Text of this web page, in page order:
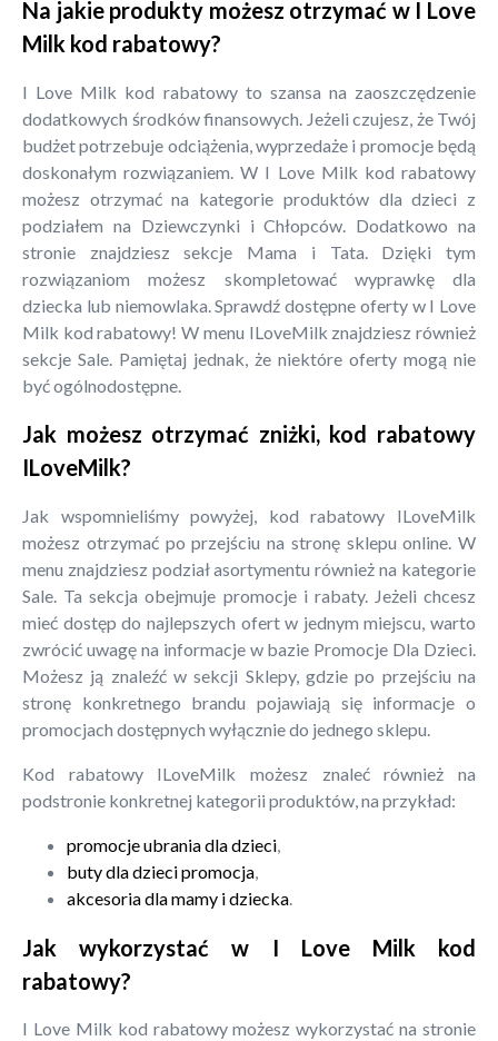
Na jakie produkty możesz otrzymać w I Love
Milk kod rabatowy?
I Love Milk kod rabatowy to szansa na zaoszczędzenie
dodatkowych środków finansowych. Jeżeli czujesz, że Twój
budżet potrzebuje odciążenia, wyprzedaże i promocje będą
doskonałym rozwiązaniem. W I Love Milk kod rabatowy
możesz otrzymać na kategorie produktów dla dzieci z
podziałem na Dziewczynki i Chłopców. Dodatkowo na
stronie znajdziesz sekcje Mama i Tata. Dzięki tym
rozwiązaniom możesz skompletować wyprawkę dla
dziecka lub niemowlaka. Sprawdź dostępne oferty w I Love
Milk kod rabatowy! W menu ILoveMilk znajdziesz również
sekcje Sale. Pamiętaj jednak, że niektóre oferty mogą nie
być ogólnodostępne.
Jak możesz otrzymać zniżki, kod rabatowy
ILoveMilk?
Jak wspomnieliśmy powyżej, kod rabatowy ILoveMilk
możesz otrzymać po przejściu na stronę sklepu online. W
menu znajdziesz podział asortymentu również na kategorie
Sale. Ta sekcja obejmuje promocje i rabaty. Jeżeli chcesz
mieć dostęp do najlepszych ofert w jednym miejscu, warto
zwrócić uwagę na informacje w bazie Promocje Dla Dzieci.
Możesz ją znaleźć w sekcji Sklepy, gdzie po przejściu na
stronę konkretnego brandu pojawiają się informacje o
promocjach dostępnych wyłącznie do jednego sklepu.
Kod rabatowy ILoveMilk możesz znaleć również na
podstronie konkretnej kategorii produktów, na przykład:
promocje ubrania dla dzieci,
buty dla dzieci promocja,
akcesoria dla mamy i dziecka.
Jak wykorzystać w I Love Milk kod
rabatowy?
I Love Milk kod rabatowy możesz wykorzystać na stronie